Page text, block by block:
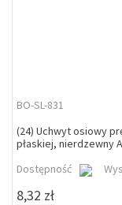
BO-SL-831
(24) Uchwyt osiowy
płaskiej, nierdzewny
Dostępność
8,32 zł